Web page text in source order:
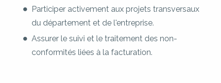
Participer activement aux projets transversaux
du département et de l'entreprise.
Assurer le suivi et le traitement des non-
conformités liées à la facturation.